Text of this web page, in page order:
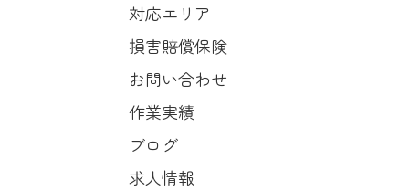
対応エリア
損害賠償保険
お問い合わせ
作業実績
ブログ
求人情報